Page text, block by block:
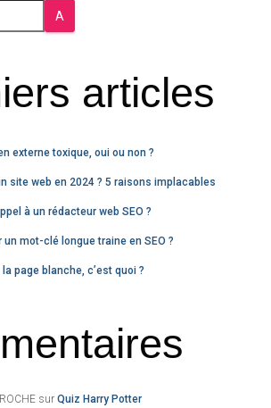
A
articles
externe toxique, oui ou non ?
site web en 2024 ? 5 raisons implacables
à un rédacteur web SEO ?
un mot-clé longue traine en SEO ?
page blanche, c’est quoi ?
sur Quiz Harry Potter